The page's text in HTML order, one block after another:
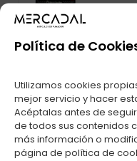
Política de
Utilizamos cookies
mejor servicio y hacer
Acéptalas antes de
de todos sus contenidos
más información o
página de política de
PAPEL OCB ROLLS
MINI C-24